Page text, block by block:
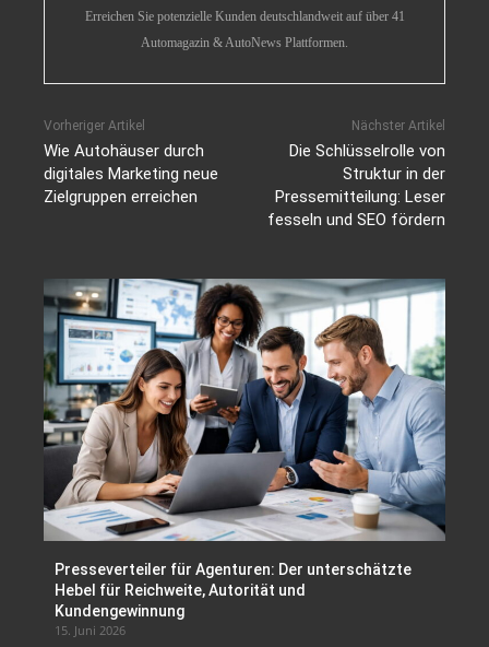
Erreichen Sie potenzielle Kunden deutschlandweit auf über 41
Automagazin & AutoNews Plattformen.
Vorheriger Artikel
Wie Autohäuser durch
digitales Marketing neue
Zielgruppen erreichen
Nächster Artikel
Die Schlüsselrolle von
Struktur in der
Pressemitteilung: Leser
fesseln und SEO fördern
Presseverteiler für Agenturen: Der unterschätzte
Hebel für Reichweite, Autorität und
Kundengewinnung
15. Juni 2026